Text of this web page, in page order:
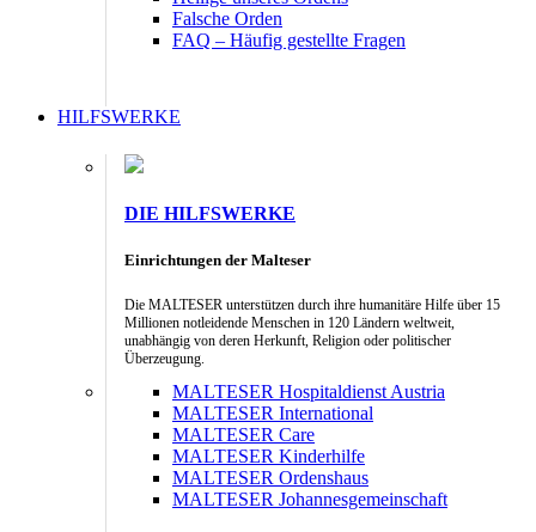
Falsche Orden
FAQ – Häufig gestellte Fragen
HILFSWERKE
DIE HILFSWERKE
Einrichtungen der Malteser
Die MALTESER unterstützen durch ihre humanitäre Hilfe über 15
Millionen notleidende Menschen in 120 Ländern weltweit,
unabhängig von deren Herkunft, Religion oder politischer
Überzeugung.
MALTESER Hospitaldienst Austria
MALTESER International
MALTESER Care
MALTESER Kinderhilfe
MALTESER Ordenshaus
MALTESER Johannesgemeinschaft